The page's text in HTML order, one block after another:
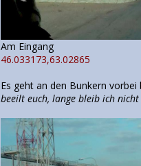
Am Eingang
46.033173,63.02865
Es geht an den Bunkern
beeilt euch, lange bleib ich